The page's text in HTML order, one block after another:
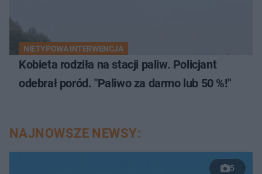
NIETYPOWA INTERWENCJA
Kobieta rodziła na stacji paliw. Policjant
odebrał poród. "Paliwo za darmo lub 50 %!"
NAJNOWSZE NEWSY:
5